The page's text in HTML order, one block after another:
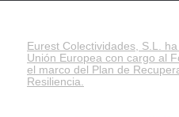
Eurest Colectividades, S.L.
Unión Europea con cargo al
el marco del Plan de
Resiliencia